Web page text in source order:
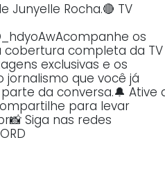
Rocha.🔴 TV
os
cobertura completa da TV
exclusivas e os
que você já
da conversa.🔔 Ative
para levar
Siga nas redes